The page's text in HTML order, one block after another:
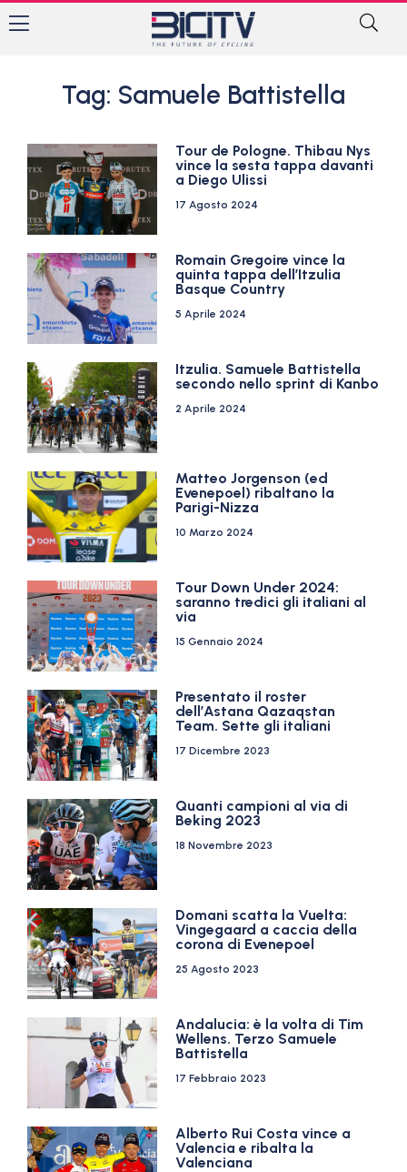
Tag: Samuele Battistella
Tour de Pologne. Thibau Nys
vince la sesta tappa davanti
a Diego Ulissi
17 Agosto 2024
Romain Gregoire vince la
quinta tappa dell’Itzulia
Basque Country
5 Aprile 2024
Itzulia. Samuele Battistella
secondo nello sprint di Kanbo
2 Aprile 2024
Matteo Jorgenson (ed
Evenepoel) ribaltano la
Parigi-Nizza
10 Marzo 2024
Tour Down Under 2024:
saranno tredici gli italiani al
via
15 Gennaio 2024
Presentato il roster
dell’Astana Qazaqstan
Team. Sette gli italiani
17 Dicembre 2023
Quanti campioni al via di
Beking 2023
18 Novembre 2023
Domani scatta la Vuelta:
Vingegaard a caccia della
corona di Evenepoel
25 Agosto 2023
Andalucia: è la volta di Tim
Wellens. Terzo Samuele
Battistella
17 Febbraio 2023
Alberto Rui Costa vince a
Valencia e ribalta la
Valenciana